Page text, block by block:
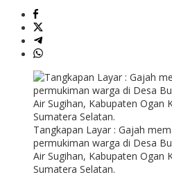
Tangkapan Layar : Gajah
permukiman warga di Desa
Air Sugihan, Kabupaten Ogan
Sumatera Selatan.